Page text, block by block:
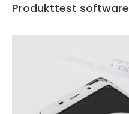
Produkttest software